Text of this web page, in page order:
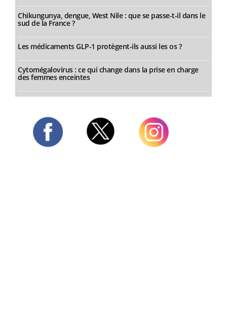
Chikungunya, dengue, West Nile : que se passe-t-il dans le
sud de la France ?
Les médicaments GLP-1 protègent-ils aussi les os ?
Cytomégalovirus : ce qui change dans la prise en charge
des femmes enceintes